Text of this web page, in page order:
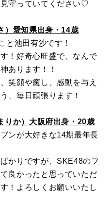
守っていてください♡
）愛知県出身・14歳
と池田有沙です！
！好奇心旺盛で、なんで
あります！！
笑顔や癒し、感動を与え
、毎日頑張ります！
か）大阪府出身・20歳
ンが大好きな14期最年長
かりですが、SKE48のフ
良かったと思っていただ
！よろしくお願いいたし